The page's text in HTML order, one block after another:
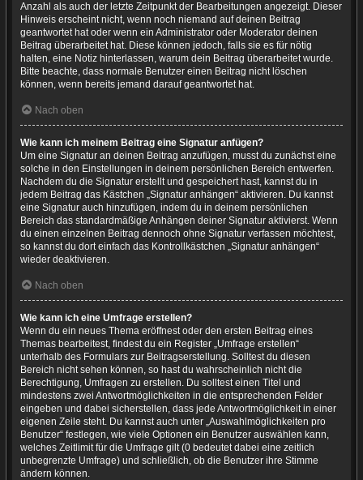
Anzahl als auch der letzte Zeitpunkt der Bearbeitungen angezeigt. Dieser
Hinweis erscheint nicht, wenn noch niemand auf deinen Beitrag
geantwortet hat oder wenn ein Administrator oder Moderator deinen
Beitrag überarbeitet hat. Diese können jedoch, falls sie es für nötig
halten, eine Notiz hinterlassen, warum dein Beitrag überarbeitet wurde.
Bitte beachte, dass normale Benutzer einen Beitrag nicht löschen
können, wenn bereits jemand darauf geantwortet hat.
Nach oben
Wie kann ich meinem Beitrag eine Signatur anfügen?
Um eine Signatur an deinen Beitrag anzufügen, musst du zunächst eine
solche in den Einstellungen in deinem persönlichen Bereich entwerfen.
Nachdem du die Signatur erstellt und gespeichert hast, kannst du in
jedem Beitrag das Kästchen „Signatur anhängen“ aktivieren. Du kannst
eine Signatur auch hinzufügen, indem du in deinem persönlichen
Bereich das standardmäßige Anhängen deiner Signatur aktivierst. Wenn
du einen einzelnen Beitrag dennoch ohne Signatur verfassen möchtest,
so kannst du dort einfach das Kontrollkästchen „Signatur anhängen“
wieder deaktivieren.
Nach oben
Wie kann ich eine Umfrage erstellen?
Wenn du ein neues Thema eröffnest oder den ersten Beitrag eines
Themas bearbeitest, findest du ein Register „Umfrage erstellen“
unterhalb des Formulars zur Beitragserstellung. Solltest du diesen
Bereich nicht sehen können, so hast du wahrscheinlich nicht die
Berechtigung, Umfragen zu erstellen. Du solltest einen Titel und
mindestens zwei Antwortmöglichkeiten in die entsprechenden Felder
eingeben und dabei sicherstellen, dass jede Antwortmöglichkeit in einer
eigenen Zeile steht. Du kannst auch unter „Auswahlmöglichkeiten pro
Benutzer“ festlegen, wie viele Optionen ein Benutzer auswählen kann,
welches Zeitlimit für die Umfrage gilt (0 bedeutet dabei eine zeitlich
unbegrenzte Umfrage) und schließlich, ob die Benutzer ihre Stimme
ändern können.